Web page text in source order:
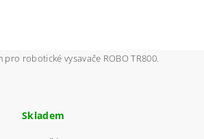
robotické vysavače ROBO TR800.
Skladem